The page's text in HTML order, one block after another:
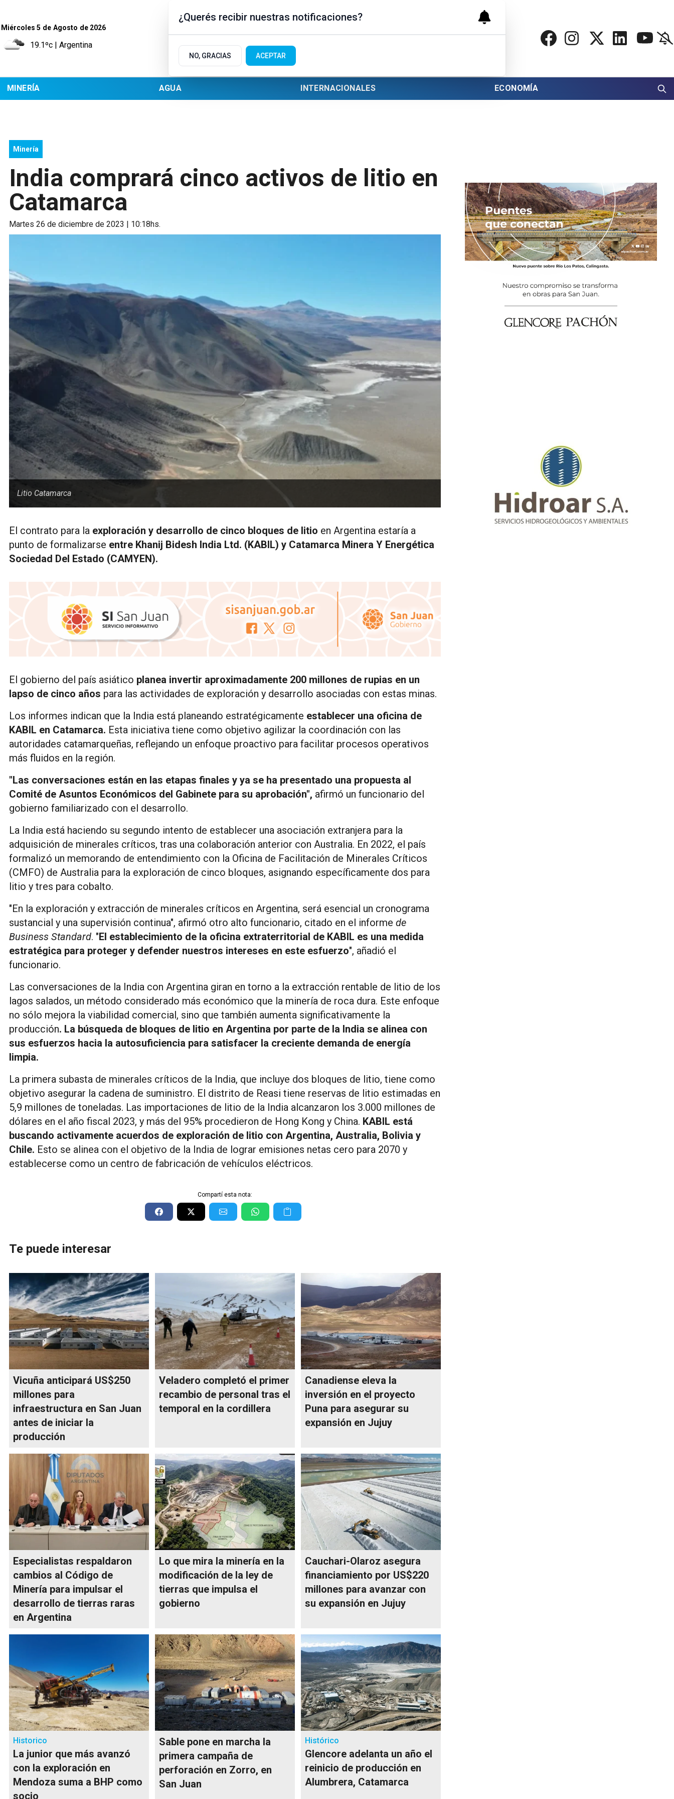
Miércoles 5 de Agosto de 2026
19.1ºc | Argentina
MINERÍA AGUA INTERNACIONALES ECONOMÍA
Minería
India comprará cinco activos de litio en
Catamarca
martes 26 de diciembre de 2023 | 10:18hs.
Litio Catamarca
El contrato para la exploración y desarrollo de cinco bloques de litio en Argentina estaría a
punto de formalizarse entre Khanij Bidesh India Ltd. (KABIL) y Catamarca Minera Y Energética
Sociedad Del Estado (CAMYEN).
El gobierno del país asiático planea invertir aproximadamente 200 millones de rupias en un
lapso de cinco años para las actividades de exploración y desarrollo asociadas con estas minas.
Los informes indican que la India está planeando estratégicamente establecer una oficina de
KABIL en Catamarca. Esta iniciativa tiene como objetivo agilizar la coordinación con las
autoridades catamarqueñas, reflejando un enfoque proactivo para facilitar procesos operativos
más fluidos en la región.
"Las conversaciones están en las etapas finales y ya se ha presentado una propuesta al
Comité de Asuntos Económicos del Gabinete para su aprobación", afirmó un funcionario del
gobierno familiarizado con el desarrollo.
La India está haciendo su segundo intento de establecer una asociación extranjera para la
adquisición de minerales críticos, tras una colaboración anterior con Australia. En 2022, el país
formalizó un memorando de entendimiento con la Oficina de Facilitación de Minerales Críticos
(CMFO) de Australia para la exploración de cinco bloques, asignando específicamente dos para
litio y tres para cobalto.
"En la exploración y extracción de minerales críticos en Argentina, será esencial un cronograma
sustancial y una supervisión continua", afirmó otro alto funcionario, citado en el informe de
Business Standard. "El establecimiento de la oficina extraterritorial de KABIL es una medida
estratégica para proteger y defender nuestros intereses en este esfuerzo", añadió el
funcionario.
Las conversaciones de la India con Argentina giran en torno a la extracción rentable de litio de los
lagos salados, un método considerado más económico que la minería de roca dura. Este enfoque
no sólo mejora la viabilidad comercial, sino que también aumenta significativamente la
producción. La búsqueda de bloques de litio en Argentina por parte de la India se alinea con
sus esfuerzos hacia la autosuficiencia para satisfacer la creciente demanda de energía
limpia.
La primera subasta de minerales críticos de la India, que incluye dos bloques de litio, tiene como
objetivo asegurar la cadena de suministro. El distrito de Reasi tiene reservas de litio estimadas en
5,9 millones de toneladas. Las importaciones de litio de la India alcanzaron los 3.000 millones de
dólares en el año fiscal 2023, y más del 95% procedieron de Hong Kong y China. KABIL está
buscando activamente acuerdos de exploración de litio con Argentina, Australia, Bolivia y
Chile. Esto se alinea con el objetivo de la India de lograr emisiones netas cero para 2070 y
establecerse como un centro de fabricación de vehículos eléctricos.
Compartí esta nota:
Te puede interesar
Vicuña anticipará US$250
millones para
infraestructura en San Juan
antes de iniciar la
producción
Veladero completó el primer
recambio de personal tras el
temporal en la cordillera
Canadiense eleva la
inversión en el proyecto
Puna para asegurar su
expansión en Jujuy
Especialistas respaldaron
cambios al Código de
Minería para impulsar el
desarrollo de tierras raras
en Argentina
Lo que mira la minería en la
modificación de la ley de
tierras que impulsa el
gobierno
Cauchari-Olaroz asegura
financiamiento por US$220
millones para avanzar con
su expansión en Jujuy
Historico
La junior que más avanzó
con la exploración en
Mendoza suma a BHP como
socio
Sable pone en marcha la
primera campaña de
perforación en Zorro, en
San Juan
Histórico
Glencore adelanta un año el
reinicio de producción en
Alumbrera, Catamarca
¿Querés recibir nuestras notificaciones?
NO, GRACIAS ACEPTAR